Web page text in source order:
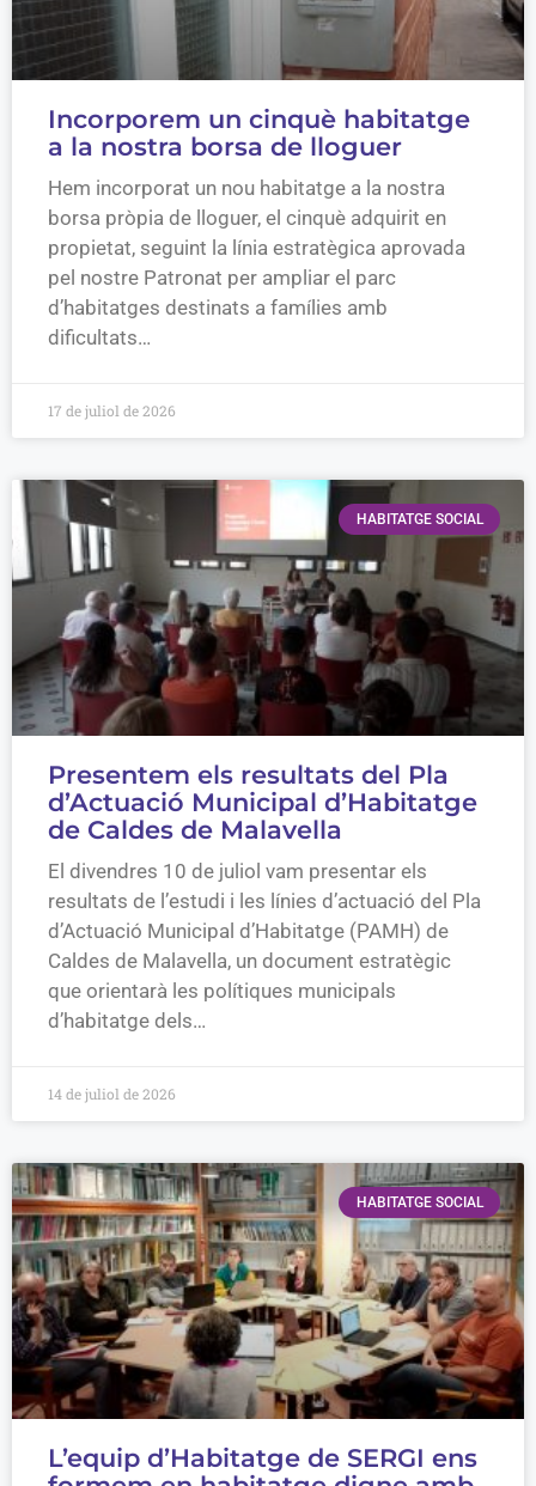
Incorporem un cinquè habitatge
a la nostra borsa de lloguer
Hem incorporat un nou habitatge a la nostra
borsa pròpia de lloguer, el cinquè adquirit en
propietat, seguint la línia estratègica aprovada
pel nostre Patronat per ampliar el parc
d’habitatges destinats a famílies amb
dificultats…
17 de juliol de 2026
HABITATGE SOCIAL
Presentem els resultats del Pla
d’Actuació Municipal d’Habitatge
de Caldes de Malavella
El divendres 10 de juliol vam presentar els
resultats de l’estudi i les línies d’actuació del Pla
d’Actuació Municipal d’Habitatge (PAMH) de
Caldes de Malavella, un document estratègic
que orientarà les polítiques municipals
d’habitatge dels…
14 de juliol de 2026
HABITATGE SOCIAL
L’equip d’Habitatge de SERGI ens